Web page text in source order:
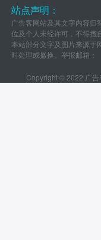
站点声明：
广告客网站及其文字内容归
位及个人未经许可，不得擅
本站部分文字及图片来源于
时处理或撤换。举报邮箱：
Copyright © 2022 广告